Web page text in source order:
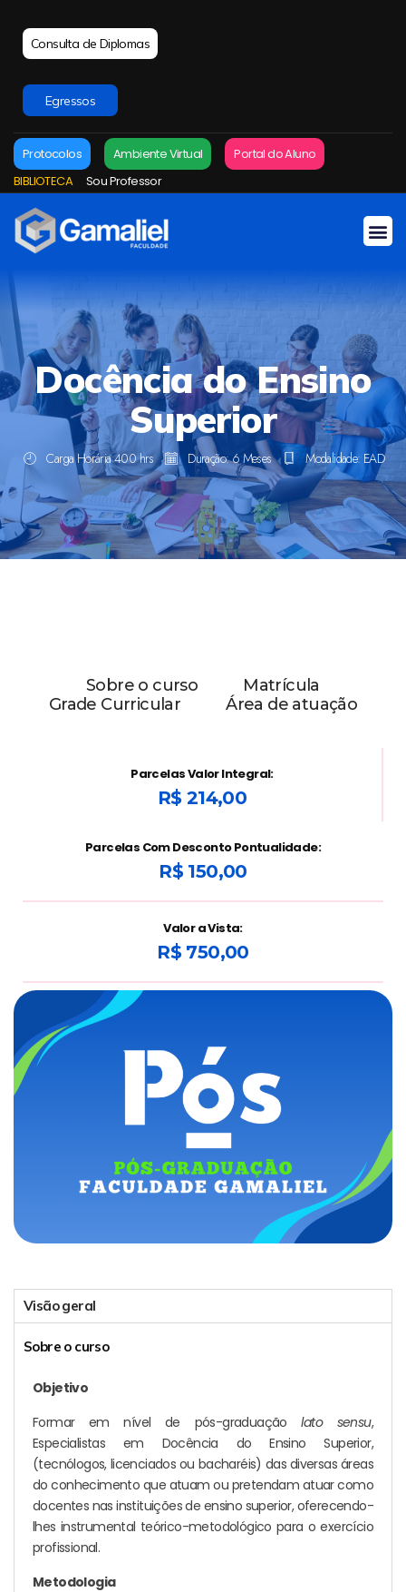
Consulta de Diplomas
Egressos
Protocolos Ambiente Virtual
Portal do Aluno
BIBLIOTECA
Sou Professor
Docência do Ensino
Superior
Carga Horária 400 hrs Duração: 6 Meses Modalidade: EAD
Sobre o curso
Matrícula
Grade Curricular
Área de atuação
Parcelas Valor Integral:
R$ 214,00
Parcelas Com Desconto Pontualidade:
R$ 150,00
Valor a Vista:
R$ 750,00
Visão geral
Sobre o curso
Objetivo
Formar em nível de pós-graduaçãolato sensu,
Especialistas em Docência do Ensino Superior,
(tecnólogos, licenciados ou bacharéis) das diversas áreas
do conhecimento que atuam ou pretendam atuar como
docentes nas instituições de ensino superior, oferecendo-
lhes instrumental teórico-metodológico para o exercício
profissional.
Metodologia